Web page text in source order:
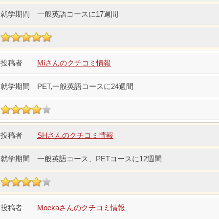
一般英語コースに17週間
Miさんのクチコミ情報
PET,一般英語コースに24週間
SHさんのクチコミ情報
一般英語コース、PETコースに12週間
Moekaさんのクチコミ情報